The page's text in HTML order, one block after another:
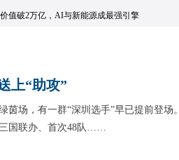
值破2万亿，AI与新能源成最强引擎
上“助攻”
茵场，有一群“深圳选手”早已提前登场
国联办、首次48队……